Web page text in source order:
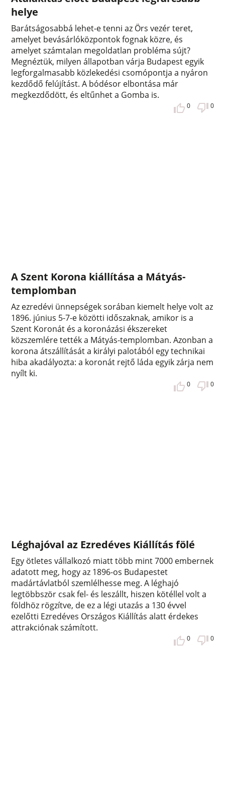
helye
Barátságosabbá lehet-e tenni az Örs vezér teret,
amelyet bevásárlóközpontok fognak közre, és
amelyet számtalan megoldatlan probléma sújt?
Megnéztük, milyen állapotban várja Budapest egyik
legforgalmasabb közlekedési csomópontja a nyáron
kezdődő felújítást. A bódésor elbontása már
megkezdődött, és eltűnhet a Gomba is.
0 0
A Szent Korona kiállítása a Mátyás-
templomban
Az ezredévi ünnepségek sorában kiemelt helye volt az
1896. június 5-7-e közötti időszaknak, amikor is a
Szent Koronát és a koronázási ékszereket
közszemlére tették a Mátyás-templomban. Azonban a
korona átszállítását a királyi palotából egy technikai
hiba akadályozta: a koronát rejtő láda egyik zárja nem
nyílt ki.
0 0
Léghajóval az Ezredéves Kiállítás fölé
Egy ötletes vállalkozó miatt több mint 7000 embernek
adatott meg, hogy az 1896-os Budapestet
madártávlatból szemlélhesse meg. A léghajó
legtöbbször csak fel- és leszállt, hiszen kötéllel volt a
földhöz rögzítve, de ez a légi utazás a 130 évvel
ezelőtti Ezredéves Országos Kiállítás alatt érdekes
attrakciónak számított.
0 0